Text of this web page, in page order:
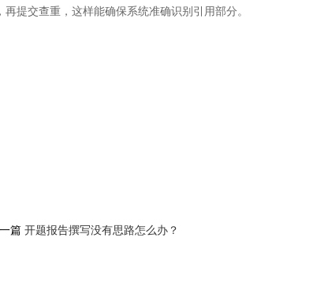
提交查重，这样能确保系统准确识别引用部分。
篇 开题报告撰写没有思路怎么办？